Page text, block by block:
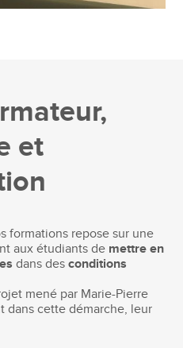
et
formations repose sur une
aux étudiants de mettre en
dans desconditions
mené par Marie-Pierre
dans cette démarche, leur